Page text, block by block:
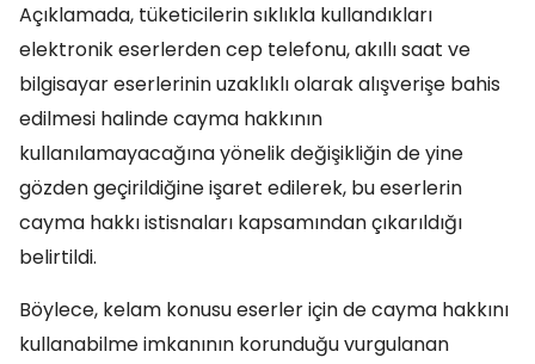
Açıklamada, tüketicilerin sıklıkla kullandıkları
elektronik eserlerden cep telefonu, akıllı saat ve
bilgisayar eserlerinin uzaklıklı olarak alışverişe bahis
edilmesi halinde cayma hakkının
kullanılamayacağına yönelik değişikliğin de yine
gözden geçirildiğine işaret edilerek, bu eserlerin
cayma hakkı istisnaları kapsamından çıkarıldığı
belirtildi.
Böylece, kelam konusu eserler için de cayma hakkını
kullanabilme imkanının korunduğu vurgulanan